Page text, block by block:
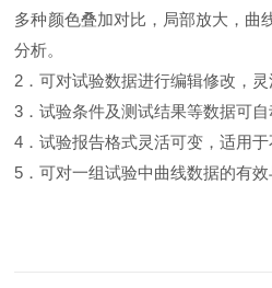
多种颜色叠加对比，局部放大，曲
分析。
2．可对试验数据进行编辑修改，灵
3．试验条件及测试结果等数据可自
4．试验报告格式灵活可变，适用于
5．可对一组试验中曲线数据的有效